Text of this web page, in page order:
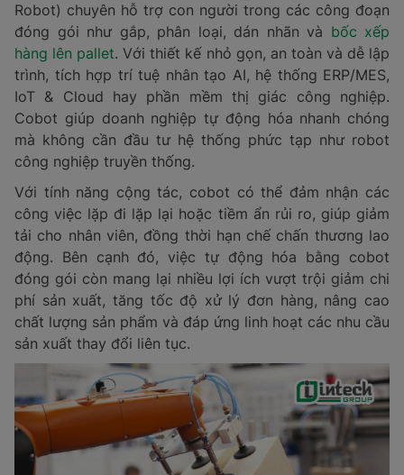
Robot) chuyên hỗ trợ con người trong các công đoạn
đóng gói như gắp, phân loại, dán nhãn và bốc xếp
hàng lên pallet. Với thiết kế nhỏ gọn, an toàn và dễ lập
trình, tích hợp trí tuệ nhân tạo AI, hệ thống ERP/MES,
IoT & Cloud hay phần mềm thị giác công nghiệp.
Cobot giúp doanh nghiệp tự động hóa nhanh chóng
mà không cần đầu tư hệ thống phức tạp như robot
công nghiệp truyền thống.
Với tính năng cộng tác, cobot có thể đảm nhận các
công việc lặp đi lặp lại hoặc tiềm ẩn rủi ro, giúp giảm
tải cho nhân viên, đồng thời hạn chế chấn thương lao
động. Bên cạnh đó, việc tự động hóa bằng cobot
đóng gói còn mang lại nhiều lợi ích vượt trội giảm chi
phí sản xuất, tăng tốc độ xử lý đơn hàng, nâng cao
chất lượng sản phẩm và đáp ứng linh hoạt các nhu cầu
sản xuất thay đổi liên tục.